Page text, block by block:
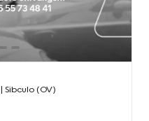
| Sibculo (OV)